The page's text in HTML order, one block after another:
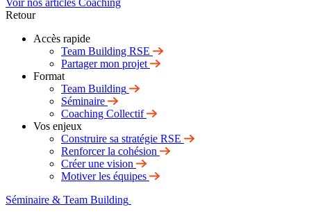
Voir nos articles Coaching
Retour
Accès rapide
Team Building RSE
Partager mon projet
Format
Team Building
Séminaire
Coaching Collectif
Vos enjeux
Construire sa stratégie RSE
Renforcer la cohésion
Créer une vision
Motiver les équipes
Séminaire & Team Building